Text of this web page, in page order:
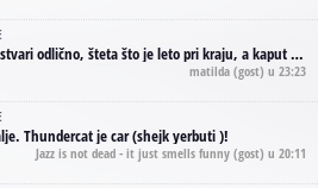
šteta što je leto pri kraju, a kaput koji te vervoatno podseća na pirotski ćilim je iz tradicije Navaho indijanaca ;)
matilda (gost) u 23:23
Thundercat je car (shejk yerbuti )!
Jazz is not dead - it just smells funny (gost) u 20:11